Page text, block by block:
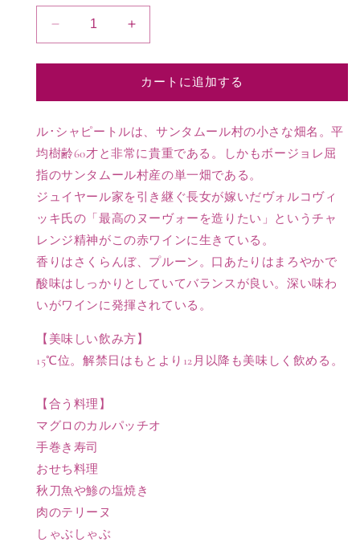
レ
ヴ
ィ
ラ
ー
ジ
ュ
ヌ
ー
ヴ
ー ”ル
シ
ピ
ー
ト
ル”の
数
量
を
減
2024
ジ
レ
ヴ
ィ
ラ
ー
ジ
ュ
ヌ
ー
ヴ
ー ”ル
シ
ー
ト
量
カートに追加する
ル･シャピートルは、サンタムール村の小さな畑名。平
均樹齢60才と非常に貴重である。しかもボージョレ屈
指のサンタムール村産の単一畑である。
ジュイヤール家を引き継ぐ長女が嫁いだヴォルコヴィ
ッキ氏の「最高のヌーヴォーを造りたい」というチャ
レンジ精神がこの赤ワインに生きている。
香りはさくらんぼ、プルーン。口あたりはまろやかで
酸味はしっかりとしていてバランスが良い。深い味わ
いがワインに発揮されている。
【美味しい飲み方】
15℃位。解禁日はもとより12月以降も美味しく飲める。
【合う料理】
マグロのカルパッチオ
手巻き寿司
おせち料理
秋刀魚や鯵の塩焼き
肉のテリーヌ
しゃぶしゃぶ